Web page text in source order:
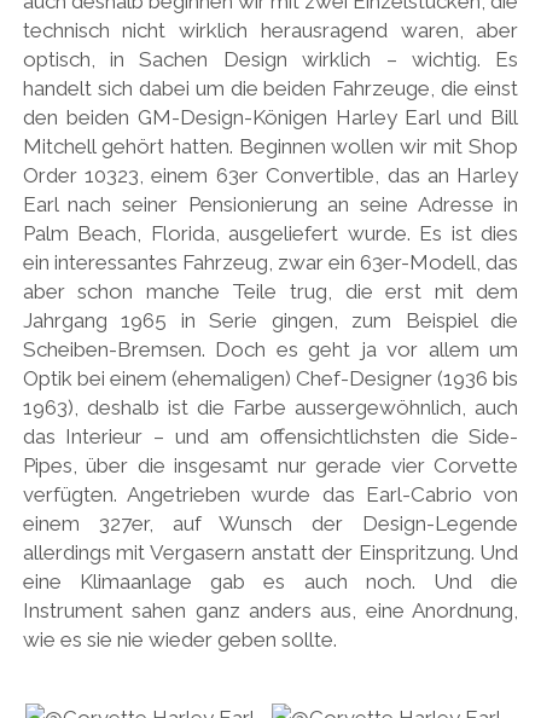
PORSCHE
REDAKTION
SEAT
SKODA
SUBARU
TOYOTA/LEXUS
VOLKSWAGEN
VORKRIEG
technisch nicht wirklich herausragend waren, aber
optisch, in Sachen Design wirklich – wichtig. Es
handelt sich dabei um die beiden Fahrzeuge, die einst
den beiden GM-Design-Königen Harley Earl und Bill
Mitchell gehört hatten. Beginnen wollen wir mit Shop
Order 10323, einem 63er Convertible, das an Harley
Earl nach seiner Pensionierung an seine Adresse in
Palm Beach, Florida, ausgeliefert wurde. Es ist dies
ein interessantes Fahrzeug, zwar ein 63er-Modell, das
aber schon manche Teile trug, die erst mit dem
Jahrgang 1965 in Serie gingen, zum Beispiel die
Scheiben-Bremsen. Doch es geht ja vor allem um
Optik bei einem (ehemaligen) Chef-Designer (1936 bis
1963), deshalb ist die Farbe aussergewöhnlich, auch
das Interieur – und am offensichtlichsten die Side-
Pipes, über die insgesamt nur gerade vier Corvette
verfügten. Angetrieben wurde das Earl-Cabrio von
einem 327er, auf Wunsch der Design-Legende
allerdings mit Vergasern anstatt der Einspritzung. Und
eine Klimaanlage gab es auch noch. Und die
Instrument sahen ganz anders aus, eine Anordnung,
wie es sie nie wieder geben sollte.